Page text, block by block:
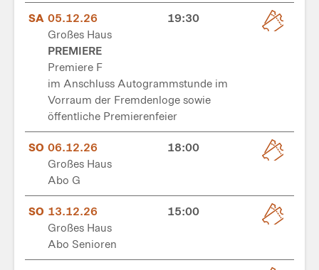
SA 05.12.26
19:30
Großes Haus
PREMIERE
Premiere F
im Anschluss Autogrammstunde im
Vorraum der Fremdenloge sowie
öffentliche Premierenfeier
SO 06.12.26
18:00
Großes Haus
Abo G
SO 13.12.26
15:00
Großes Haus
Abo Senioren